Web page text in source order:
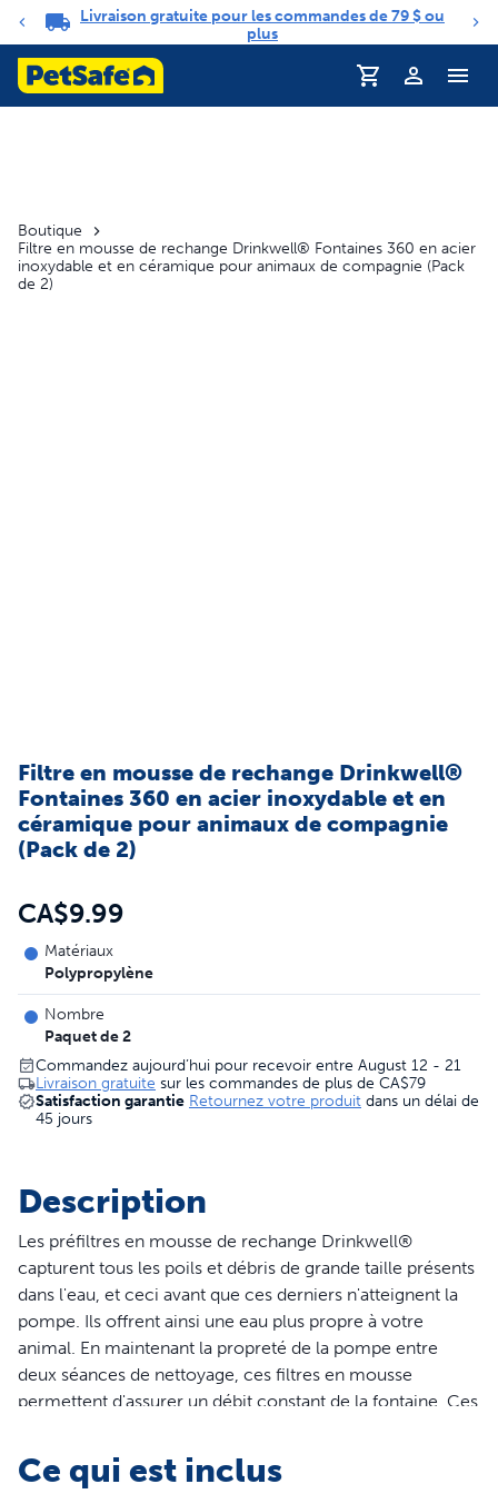
Carrousel de notifications
Livraison gratuite pour les commandes de 79 $ ou
plus
Boutique
Filtre en mousse de rechange Drinkwell® Fontaines 360 en acier
inoxydable et en céramique pour animaux de compagnie (Pack
de 2)
Filtre en mousse de rechange Drinkwell®
Fontaines 360 en acier inoxydable et en
céramique pour animaux de compagnie
(Pack de 2)
CA$9.99
Matériaux
Polypropylène
Nombre
Paquet de 2
Commandez aujourd’hui pour recevoir entre August 12 - 21
Livraison gratuite sur les commandes de plus de CA$79
Satisfaction garantie Retournez votre produit dans un délai de
45 jours
Description
Les préfiltres en mousse de rechange Drinkwell®
capturent tous les poils et débris de grande taille présents
dans l'eau, et ceci avant que ces derniers n'atteignent la
pompe. Ils offrent ainsi une eau plus propre à votre
animal. En maintenant la propreté de la pompe entre
deux séances de nettoyage, ces filtres en mousse
permettent d'assurer un débit constant de la fontaine. Ces
Drinkwell® Avalon, Pagoda, 360 Stainless Steel, 1,8 Litre,
3,7 Litre et 7,5 Litres.
Ce qui est inclus